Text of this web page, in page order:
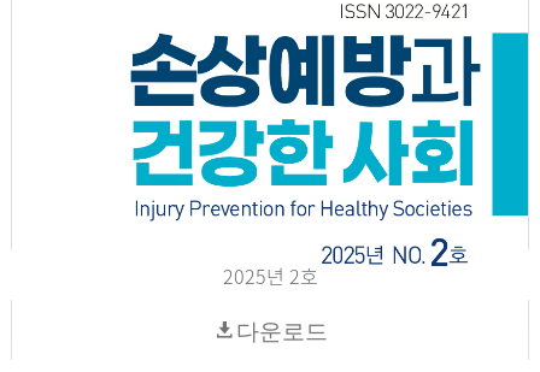
2025년 2호
다운로드